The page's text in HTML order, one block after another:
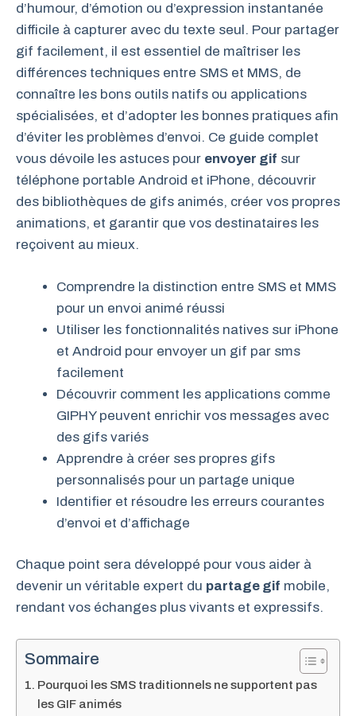
d’humour, d’émotion ou d’expression instantanée
difficile à capturer avec du texte seul. Pour partager
gif facilement, il est essentiel de maîtriser les
différences techniques entre SMS et MMS, de
connaître les bons outils natifs ou applications
spécialisées, et d’adopter les bonnes pratiques afin
d’éviter les problèmes d’envoi. Ce guide complet
vous dévoile les astuces pour envoyer gif sur
téléphone portable Android et iPhone, découvrir
des bibliothèques de gifs animés, créer vos propres
animations, et garantir que vos destinataires les
reçoivent au mieux.
Comprendre la distinction entre SMS et MMS
pour un envoi animé réussi
Utiliser les fonctionnalités natives sur iPhone
et Android pour envoyer un gif par sms
facilement
Découvrir comment les applications comme
GIPHY peuvent enrichir vos messages avec
des gifs variés
Apprendre à créer ses propres gifs
personnalisés pour un partage unique
Identifier et résoudre les erreurs courantes
d’envoi et d’affichage
Chaque point sera développé pour vous aider à
devenir un véritable expert du partage gif mobile,
rendant vos échanges plus vivants et expressifs.
Sommaire
Pourquoi les SMS traditionnels ne supportent pas
les GIF animés